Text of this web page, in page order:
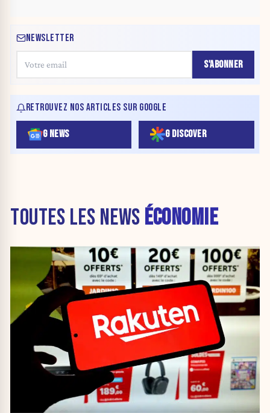
NEWSLETTER
S'ABONNER
RETROUVEZ NOS ARTICLES SUR GOOGLE
G NEWS G DISCOVER
TOUTES LES NEWS ÉCONOMIE